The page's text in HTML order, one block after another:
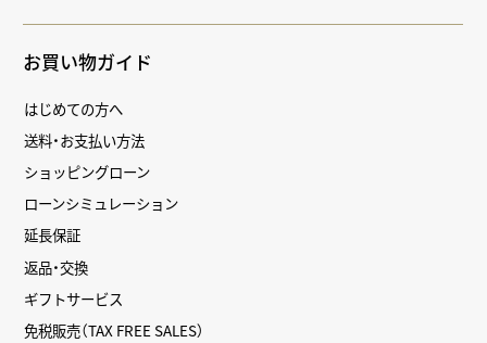
お買い物ガイド
はじめての方へ
送料・お支払い方法
ショッピングローン
ローンシミュレーション
延長保証
返品・交換
ギフトサービス
免税販売（TAX FREE SALES）